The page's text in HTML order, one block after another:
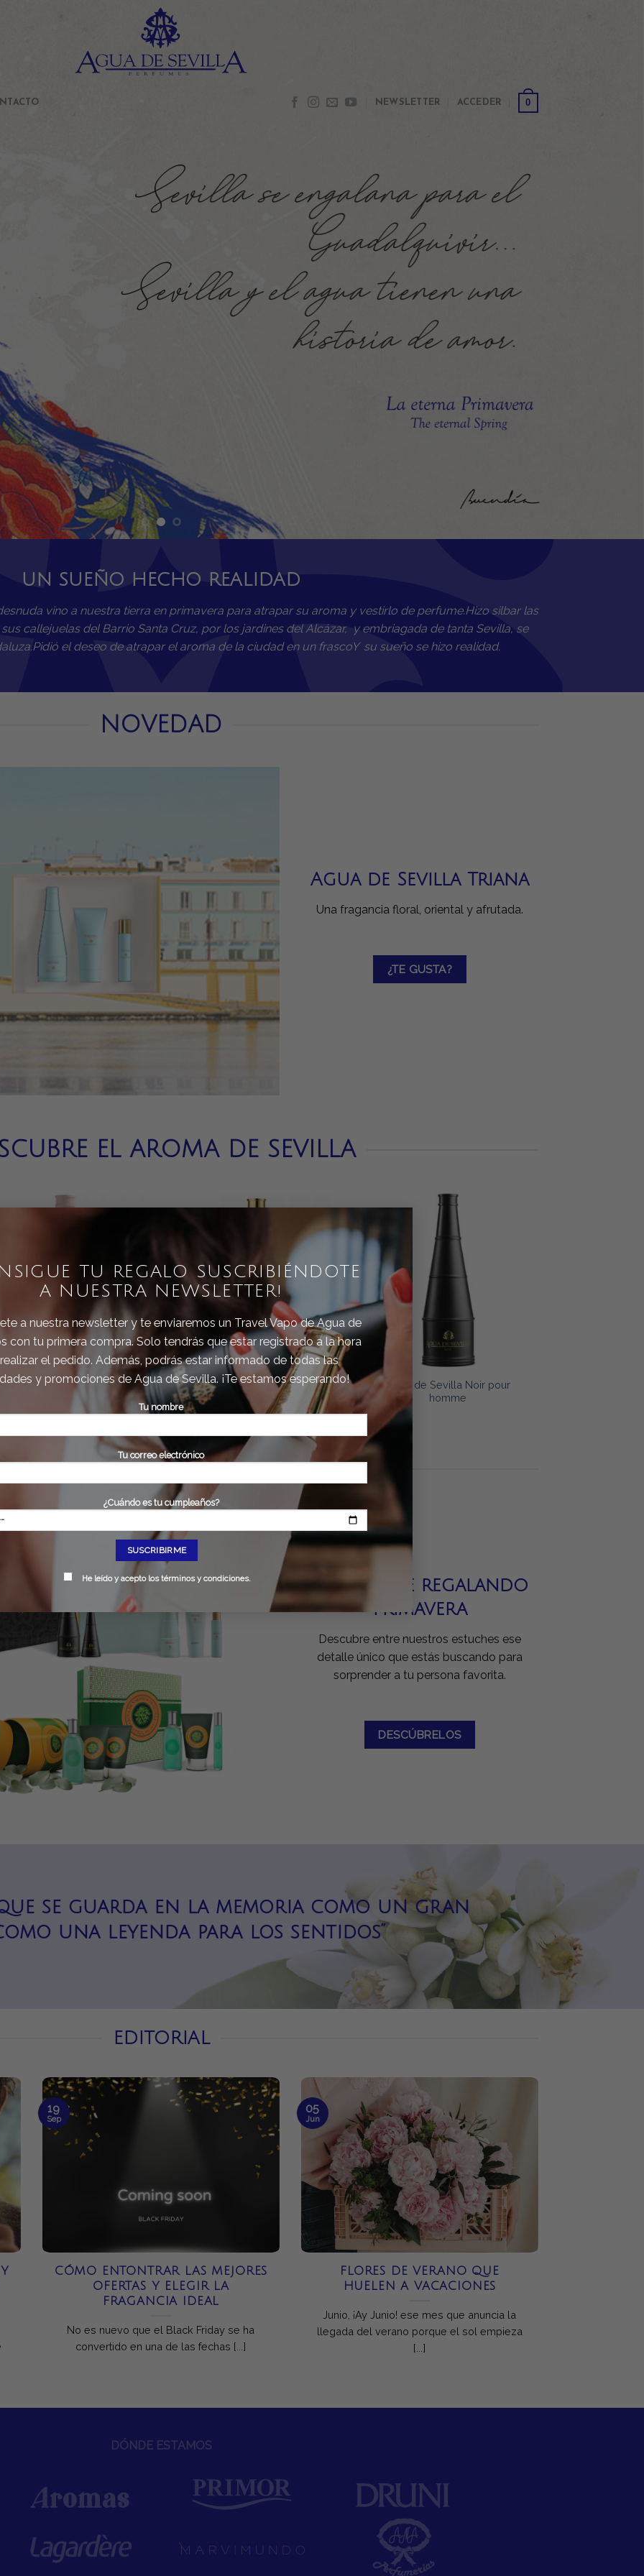
TU REGALO SUSCRIBIÉNDOTE
A NUESTRA NEWSLETTER!
a nuestra newsletter y te enviaremos un Travel Vapo de Agua de
con tu primera compra. Solo tendrás que estar registrado a la hora
el pedido. Además, podrás estar informado de todas las
y promociones de Agua de Sevilla. ¡Te estamos esperando!
Tu nombre
Tu correo electrónico
este campo vacío.
¿Cuándo es tu cumpleaños?
He leído y acepto los términos y condiciones.
NEWSLETTER ACCEDER 0
DESCÚBRELO
UN SUEÑO HECHO REALIDAD
vino a nuestra tierra en primavera para atrapar su aroma y vestirlo de perfume.Hizo silbar las
callejuelas del Barrio Santa Cruz, por los jardines del Alcázar, y embriagada de tanta Sevilla, se
el deseo de atrapar el aroma de la ciudad en un frascoY su sueño se hizo realidad.
NOVEDAD
Agua de Sevilla Triana
Una fragancia floral, oriental y afrutada.
¿TE GUSTA?
EL AROMA DE SEVILLA
SIN EXISTENCIAS
Real de Tuberoussa 125 ML
Agua de Sevilla Mujer
Agua de Sevilla Noir pour
homme
IDEAL PARA REGALAR
Sorprende regalando
primavera
Descubre entre nuestros estuches ese
detalle único que estás buscando para
sorprender a tu persona favorita.
DESCÚBRELOS
que se guarda en la memoria como un gran
una leyenda para los sentidos”
EDITORIAL
CÓMO ENTONTRAR LAS MEJORES
OFERTAS Y ELEGIR LA
FRAGANCIA IDEAL
No es nuevo que el Black Friday se ha
convertido en una de las fechas [...]
19
Sep
FLORES DE VERANO QUE
HUELEN A VACACIONES
Junio, ¡Ay Junio! ese mes que anuncia la
llegada del verano porque el sol empieza
[...]
05
Jun
DÓNDE ESTAMOS